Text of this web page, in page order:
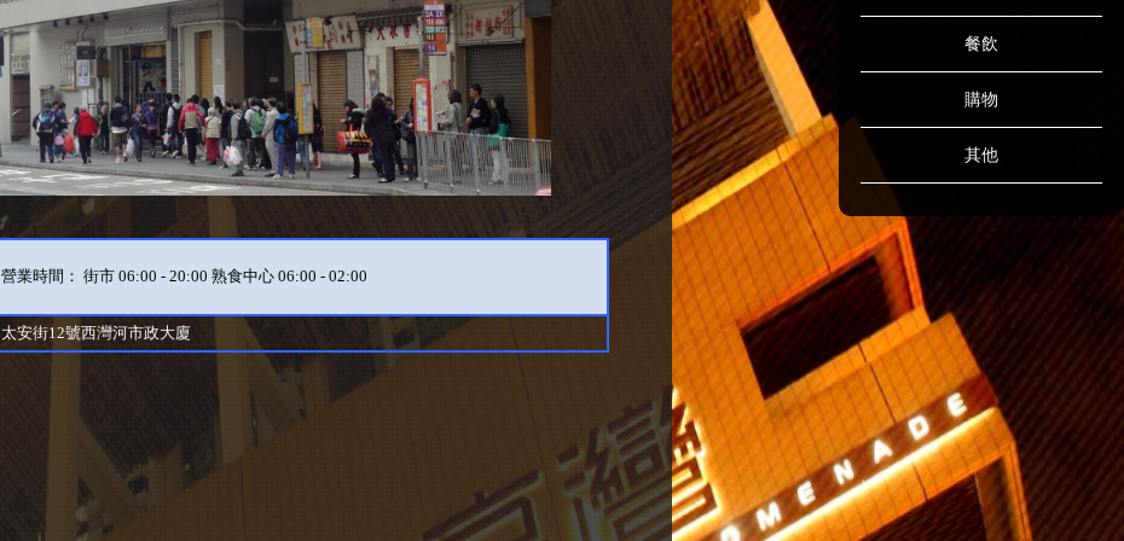
餐飲
購物
其他
營業時間： 街市 06:00 - 20:00 熟食中心 06:00 - 02:00
太安街12號西灣河市政大廈